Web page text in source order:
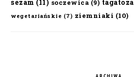
sezam (11) soczewica (9) tagatoza
wegetariańskie (7) ziemniaki (10)